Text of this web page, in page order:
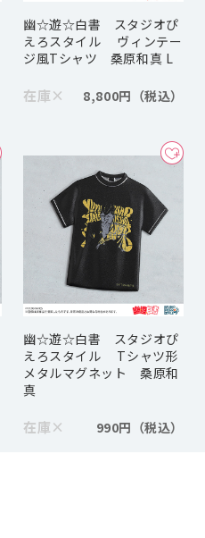
幽☆遊☆白書 スタジオぴ
えろスタイル ヴィンテー
ジ風Tシャツ 桑原和真 L
在庫× 8,800円
幽☆遊☆白書 スタジオぴ
えろスタイル Tシャツ形
メタルマグネット 桑原和
真
在庫× 990円